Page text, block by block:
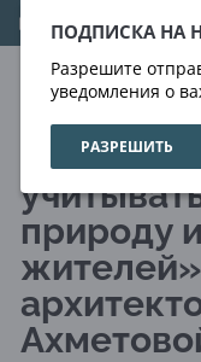
ПОДПИСКА НА
Разрешите
уведомления о
РАЗРЕШИТЬ
08.08.2026 21:35:35
природу